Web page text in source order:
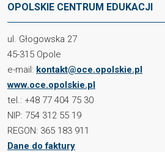
OPOLSKIE CENTRUM EDUKACJI
ul. Głogowska 27
45-315 Opole
e-mail: kontakt@oce.opolskie.pl
www.oce.opolskie.pl
tel.: +48 77 404 75 30
NIP: 754 312 55 19
REGON: 365 183 911
Dane do faktury